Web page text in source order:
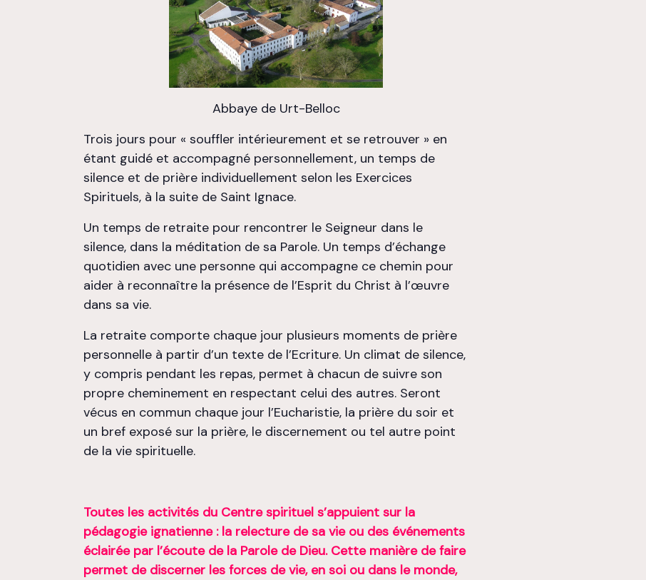
Abbaye de Urt-Belloc
Trois jours pour « souffler intérieurement et se retrouver » en
étant guidé et accompagné personnellement, un temps de
silence et de prière individuellement selon les Exercices
Spirituels, à la suite de Saint Ignace.
Un temps de retraite pour rencontrer le Seigneur dans le
silence, dans la méditation de sa Parole. Un temps d’échange
quotidien avec une personne qui accompagne ce chemin pour
aider à reconnaître la présence de l’Esprit du Christ à l’œuvre
dans sa vie.
La retraite comporte chaque jour plusieurs moments de prière
personnelle à partir d’un texte de l’Ecriture. Un climat de silence,
y compris pendant les repas, permet à chacun de suivre son
propre cheminement en respectant celui des autres. Seront
vécus en commun chaque jour l’Eucharistie, la prière du soir et
un bref exposé sur la prière, le discernement ou tel autre point
de la vie spirituelle.
Toutes les activités du Centre spirituel s’appuient sur la
pédagogie ignatienne : la relecture de sa vie ou des événements
éclairée par l’écoute de la Parole de Dieu. Cette manière de faire
permet de discerner les forces de vie, en soi ou dans le monde,